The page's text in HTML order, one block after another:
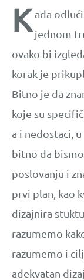
K ada
jednom
ovako bi
korak je
Bitno je da
koje su
a i nedostaci,
bitno da
poslovanju i
prvi plan, kao
dizajnira
razumemo
razumemo i
adekvatan